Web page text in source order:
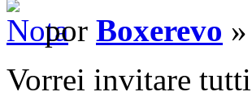
por Boxerevo
Vorrei invitare